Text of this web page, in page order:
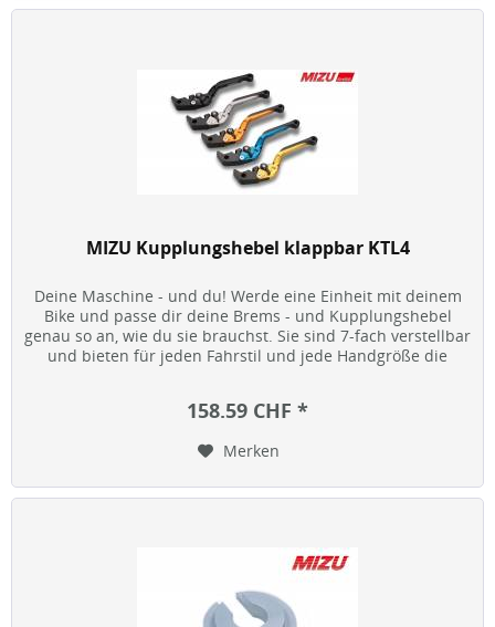
MIZU Kupplungshebel klappbar KTL4
Deine Maschine - und du! Werde eine Einheit mit deinem
Bike und passe dir deine Brems - und Kupplungshebel
genau so an, wie du sie brauchst. Sie sind 7-fach verstellbar
und bieten für jeden Fahrstil und jede Handgröße die
158.59 CHF *
Merken